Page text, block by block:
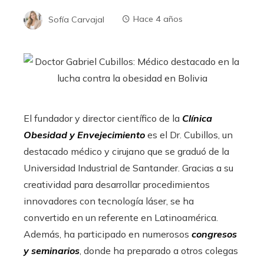
Sofía Carvajal Hace 4 años
El fundador y director científico de la Clínica
Obesidad y Envejecimiento es el Dr. Cubillos, un
destacado médico y cirujano que se graduó de la
Universidad Industrial de Santander. Gracias a su
creatividad para desarrollar procedimientos
innovadores con tecnología láser, se ha
convertido en un referente en Latinoamérica.
Además, ha participado en numerosos congresos
y seminarios , donde ha preparado a otros colegas